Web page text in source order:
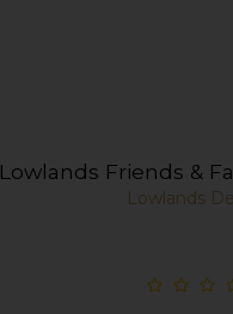
Lowlands Friends &
Lowlands